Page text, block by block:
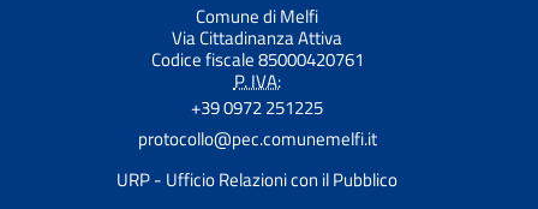
Comune di Melfi
Via Cittadinanza Attiva
Codice fiscale 85000420761
P. IVA:
+39 0972 251225
protocollo@pec.comunemelfi.it
URP - Ufficio Relazioni con il Pubblico